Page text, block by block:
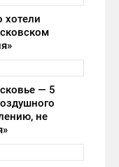
хотели
— 5
не